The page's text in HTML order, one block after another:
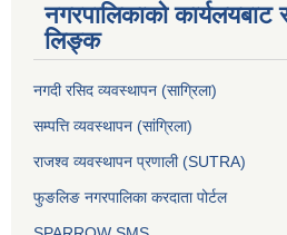
नगरपालिकाको
लिङ्क
नगदी रसिद व्यवस्थापन (साग्रिला)
सम्पत्ति व्यवस्थापन (सांग्रिला)
राजश्व व्यवस्थापन प्रणाली (SUTRA)
फुङलिङ नगरपालिका करदाता पोर्टल